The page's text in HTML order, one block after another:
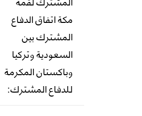
مكة اتفاق الدفاع
المشترك بين
السعودية وتركيا
وباكستان المكرمة
للدفاع المشترك: